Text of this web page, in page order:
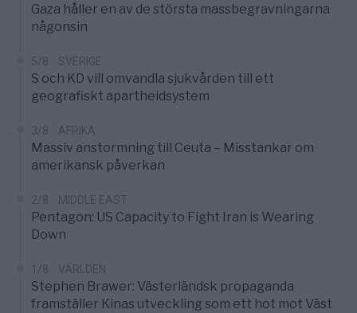
Gaza håller en av de största massbegravningarna
någonsin
5/8 SVERIGE
S och KD vill omvandla sjukvården till ett
geografiskt apartheidsystem
3/8 AFRIKA
Massiv anstormning till Ceuta – Misstankar om
amerikansk påverkan
2/8 MIDDLE EAST
Pentagon: US Capacity to Fight Iran is Wearing
Down
1/8 VÄRLDEN
Stephen Brawer: Västerländsk propaganda
framställer Kinas utveckling som ett hot mot Väst